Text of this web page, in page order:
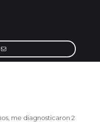
me diagnosticaron 2